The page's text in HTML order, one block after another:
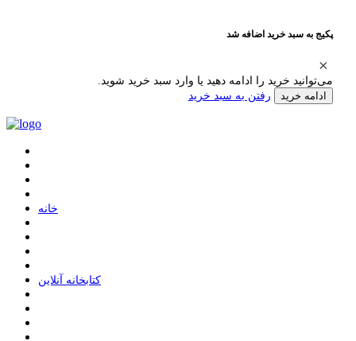
پکیج به سبد خرید اضافه شد
می‌توانید خرید را ادامه دهید یا وارد سبد خرید شوید.
ادامه خرید رفتن به سبد خرید
ﺧﺎﻧﻪ
ﮐﺘﺎﺑﺨﺎﻧﻪ ﺁﻧﻼﯾﻦ